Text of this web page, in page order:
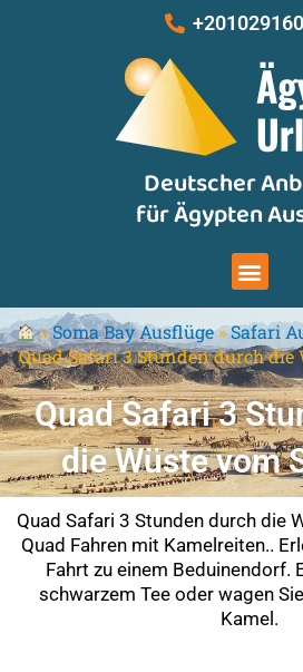
Deutscher
für Ägypten
Menu
»Soma Bay Ausflüge»Safari
Quad Safari 3 Stunden durch die
Quad Safari 3
die Wüste vom
Quad Safari 3 Stunden durch die
Quad Fahren mit Kamelreiten..
Fahrt zu einem Beduinendorf.
schwarzem Tee oder wagen
Kamel.